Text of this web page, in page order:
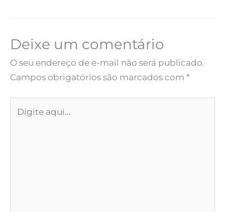
Deixe um comentário
O seu endereço de e-mail não será publicado.
Campos obrigatórios são marcados com *
aqui...